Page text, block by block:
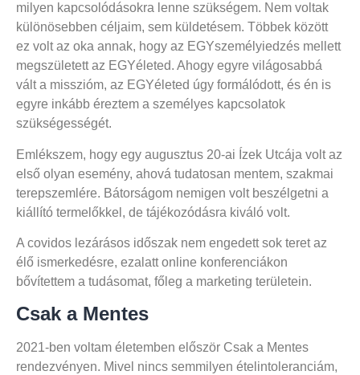
milyen kapcsolódásokra lenne szükségem. Nem voltak
különösebben céljaim, sem küldetésem. Többek között
ez volt az oka annak, hogy az EGYszemélyiedzés mellett
megszületett az EGYéleted. Ahogy egyre világosabbá
vált a misszióm, az EGYéleted úgy formálódott, és én is
egyre inkább éreztem a személyes kapcsolatok
szükségességét.
Emlékszem, hogy egy augusztus 20-ai Ízek Utcája volt az
első olyan esemény, ahová tudatosan mentem, szakmai
terepszemlére. Bátorságom nemigen volt beszélgetni a
kiállító termelőkkel, de tájékozódásra kiváló volt.
A covidos lezárásos időszak nem engedett sok teret az
élő ismerkedésre, ezalatt online konferenciákon
bővítettem a tudásomat, főleg a marketing területein.
Csak a Mentes
2021-ben voltam életemben először Csak a Mentes
rendezvényen. Mivel nincs semmilyen ételintoleranciám,